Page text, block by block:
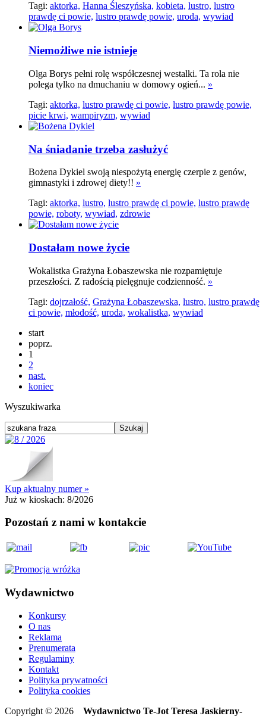
Tagi: aktorka, Hanna Śleszyńska, kobieta, lustro, lustro
prawdę ci powie, lustro prawdę powie, uroda, wywiad
Niemożliwe nie istnieje
Olga Borys pełni rolę współczesnej westalki. Ta rola nie
polega tylko na dmuchaniu w domowy ogień... »
Tagi: aktorka, lustro prawdę ci powie, lustro prawdę powie,
picie krwi, wampiryzm, wywiad
Na śniadanie trzeba zasłużyć
Bożena Dykiel swoją niespożytą energię czerpie z genów,
gimnastyki i zdrowej diety!! »
Tagi: aktorka, lustro, lustro prawdę ci powie, lustro prawdę
powie, roboty, wywiad, zdrowie
Dostałam nowe życie
Wokalistka Grażyna Łobaszewska nie rozpamiętuje
przeszłości. Z radością pielęgnuje codzienność. »
Tagi: dojrzałość, Grażyna Łobaszewska, lustro, lustro prawdę
ci powie, młodość, uroda, wokalistka, wywiad
start
poprz.
1
2
nast.
koniec
Wyszukiwarka
Kup aktualny numer »
Już w kioskach: 8/2026
Pozostań z nami w kontakcie
Wydawnictwo
Konkursy
O nas
Reklama
Prenumerata
Regulaminy
Kontakt
Polityka prywatności
Polityka cookies
Copyright © 2026 Wydawnictwo Te-Jot Teresa Jaskierny-